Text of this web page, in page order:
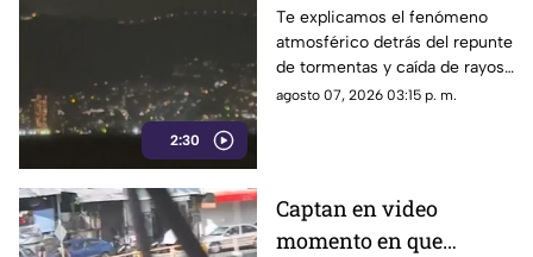
2:30
tormentas eléctricas y
lluvias intensas en
Acapulco
Te explicamos el fenómeno
atmosférico detrás del repunte
de tormentas y caída de rayos
en el puerto.
agosto 07, 2026 03:15 p. m.
Captan en video
momento en que